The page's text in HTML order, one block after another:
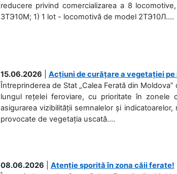
reducere privind comercializarea a 8
3ТЭ10М; 1) 1 lot - locomotivă de model 2ТЭ10Л....
15.06.2026
Acțiuni de curățare a vegetației
Întreprinderea de Stat „Calea Ferată din
lungul rețelei feroviare, cu prioritate în zonele
asigurarea vizibilității semnalelor și
provocate de vegetația uscată....
08.06.2026
Atenție sporită în zona căii ferate!